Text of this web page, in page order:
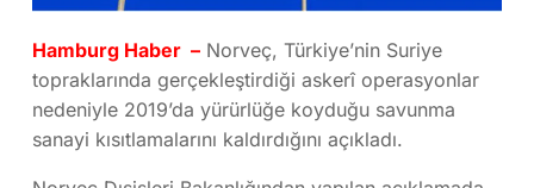
Hamburg Haber – Norveç, Türkiye’nin Suriye
topraklarında gerçekleştirdiği askerî operasyonlar
nedeniyle 2019’da yürürlüğe koyduğu savunma
sanayi kısıtlamalarını kaldırdığını açıkladı.